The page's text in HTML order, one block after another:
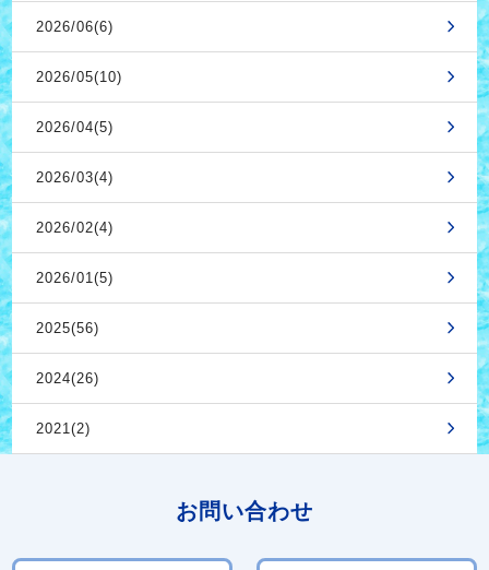
2026/06(6)
2026/05(10)
2026/04(5)
2026/03(4)
2026/02(4)
2026/01(5)
2025(56)
2024(26)
2021(2)
お問い合わせ